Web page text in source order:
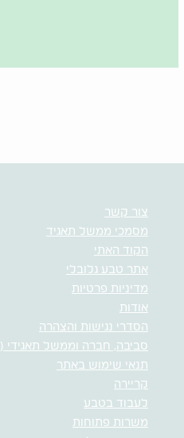
צור קשר
מסמכי ממשל תאגיד
הקוד האתי
אתר טבע גלובלי
מדיניות פרטיות
אודות
הסדרי נגישות והצהרה
סביבה, חברה וממשל תאגידי (ESG)
תנאי שימוש באתר
קריירה
לעבוד בטבע
משרות פתוחות